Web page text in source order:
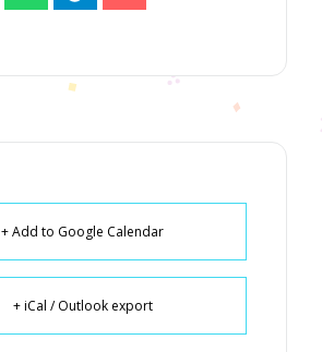
+ Add to Google Calendar
+ iCal / Outlook export